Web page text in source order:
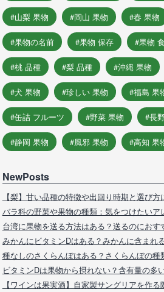
山梨 果物 岡山 果物 春 果物
果物の名前 果物 保存 果物
桃 品種 梨 品種 沖縄 果物
犬 果物 珍しい 果物 福島 果
缶詰 フルーツ 野菜 果物 長
静岡 果物 風邪 果物 高知 果
NewPosts
【梨】甘い品種の特徴や出回り時期と選び方
バラ科の野菜や果物の種類：気をつけたいア
台湾に果物を送る方法はある？送るのにおす
みかんにビタミンDはある？みかんに含まれ
種なしのさくらんぼはある？さくらんぼの種
ビタミンDは果物から摂れない？含有量の多
【ワインは果実酒】自家製サングリアを作る